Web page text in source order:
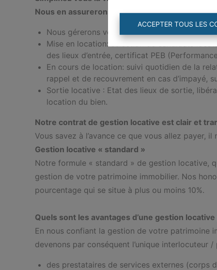
ACCEPTER TOUS LES
Nous en assurerons la gestion administrative,
Nous gérerons votre patrimoine immobilier
Mise en location: sélection de candidats
des lieux d’entrée, certificat PEB
En cours de location: suivi quotidien de la
rappel et de recouvrement en cas d’impayé,
Sortie locative : Etat des lieux de sortie,
location du bien.
Notre contrat de gestion locative est clair et
Vous savez à l’avance ce que vous allez payer, il
Gestion locative « standard »
Notre formule « standard » de gestion locative,
gestion de votre patrimoine immobilier. Nos
pourcentage qui se situe à plus ou moins 10%.
Quels sont les avantages d’une gestion
En nous confiant la gestion de votre patrimoine
devenons par conséquent l’unique
des prestataires de services externes (corps